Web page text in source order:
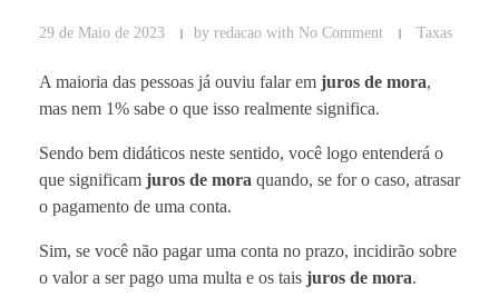
29 de Maio de 2023 by redacao with No Comment Taxas
A maioria das pessoas já ouviu falar em juros de mora,
mas nem 1% sabe o que isso realmente significa.
Sendo bem didáticos neste sentido, você logo entenderá o
que significam juros de mora quando, se for o caso, atrasar
o pagamento de uma conta.
Sim, se você não pagar uma conta no prazo, incidirão sobre
o valor a ser pago uma multa e os tais juros de mora.